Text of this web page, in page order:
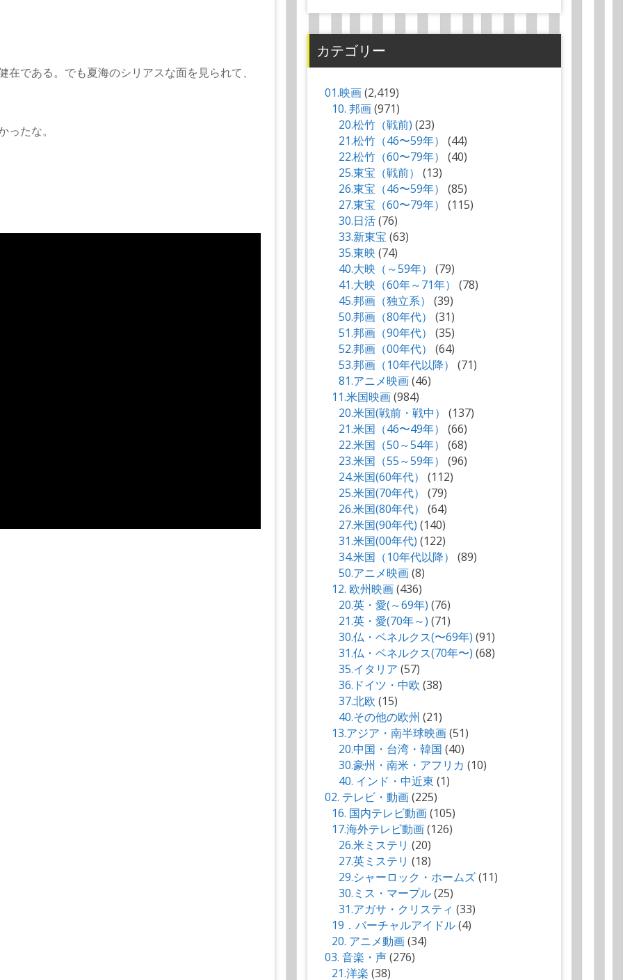
在である。でも夏海のシリアスな面を見られて、
ったな。
カテゴリー
01.映画(2,419)
10. 邦画(971)
20.松竹（戦前) (23)
21.松竹（46〜59年）
(44)
22.松竹（60〜79年）
(40)
25.東宝（戦前）
(13)
26.東宝（46〜59年）
(85)
27.東宝（60〜79年）
(115)
30.日活(76)
33.新東宝 (63)
35.東映 (74)
40.大映（～59年）
(79)
41.大映（60年～71年）
(78)
45.邦画（独立系）
(39)
50.邦画（80年代）
(31)
51.邦画（90年代）
(35)
52.邦画（00年代）
(64)
53.邦画（10年代以降）
(71)
81.アニメ映画(46)
11.米国映画(984)
20.米国(戦前・戦中）
(137)
21.米国（46〜49年）
(66)
22.米国（50～54年）
(68)
23.米国（55～59年）
(96)
24.米国(60年代）
(112)
25.米国(70年代）
(79)
26.米国(80年代）
(64)
27.米国(90年代) (140)
31.米国(00年代) (122)
34.米国（10年代以降）
(89)
50.アニメ映画(8)
12. 欧州映画(436)
20.英・愛(～69年) (76)
21.英・愛(70年～) (71)
30.仏・ベネルクス(〜69年) (91)
31.仏・ベネルクス(70年〜) (68)
35.イタリア (57)
36.ドイツ・中欧 (38)
37.北欧 (15)
40.その他の欧州 (21)
13.アジア・南半球映画(51)
20.中国・台湾・韓国 (40)
30.豪州・南米・アフリカ (10)
40. インド・中近東 (1)
02. テレビ・動画(225)
16. 国内テレビ動画(105)
17.海外テレビ動画(126)
26.米ミステリ (20)
27.英ミステリ (18)
29.シャーロック・ホームズ(11)
30.ミス・マープル(25)
31.アガサ・クリスティ (33)
19．バーチャルアイドル(4)
20. アニメ動画(34)
03. 音楽・声(276)
21.洋楽 (38)